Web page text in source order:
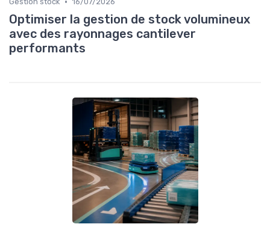
Optimiser la gestion de stock volumineux
avec des rayonnages cantilever
performants